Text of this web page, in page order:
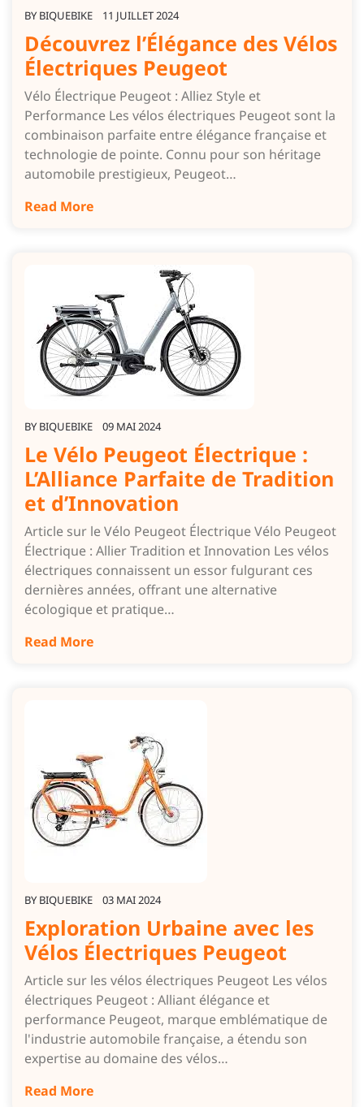
BY BIQUEBIKE 11 JUILLET 2024
Découvrez l’Élégance des Vélos
Électriques Peugeot
Vélo Électrique Peugeot : Alliez Style et
Performance Les vélos électriques Peugeot sont la
combinaison parfaite entre élégance française et
technologie de pointe. Connu pour son héritage
automobile prestigieux, Peugeot…
Read More
BY BIQUEBIKE 09 MAI 2024
Le Vélo Peugeot Électrique :
L’Alliance Parfaite de Tradition
et d’Innovation
Article sur le Vélo Peugeot Électrique Vélo Peugeot
Électrique : Allier Tradition et Innovation Les vélos
électriques connaissent un essor fulgurant ces
dernières années, offrant une alternative
écologique et pratique…
Read More
BY BIQUEBIKE 03 MAI 2024
Exploration Urbaine avec les
Vélos Électriques Peugeot
Article sur les vélos électriques Peugeot Les vélos
électriques Peugeot : Alliant élégance et
performance Peugeot, marque emblématique de
l'industrie automobile française, a étendu son
expertise au domaine des vélos…
Read More